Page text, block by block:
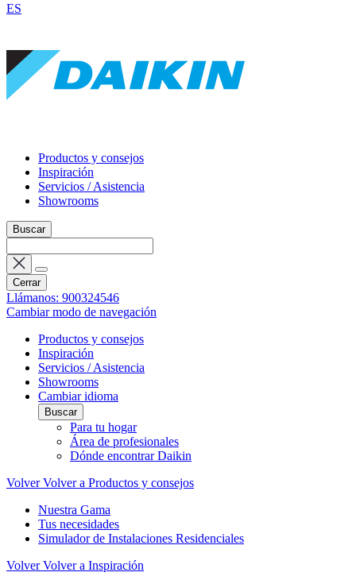
ES
Productos y consejos
Inspiración
Servicios / Asistencia
Showrooms
Buscar
Cerrar
Llámanos: 900324546
Cambiar modo de navegación
Productos y consejos
Inspiración
Servicios / Asistencia
Showrooms
Cambiar idioma
Buscar
Para tu hogar
Área de profesionales
Dónde encontrar Daikin
Volver Volver a Productos y consejos
Nuestra Gama
Tus necesidades
Simulador de Instalaciones Residenciales
Volver Volver a Inspiración